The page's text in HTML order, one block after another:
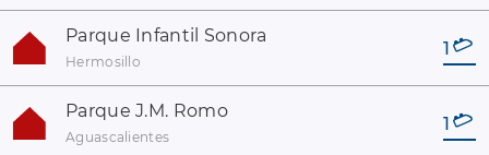
Parque Infantil Sonora
Hermosillo
1
Parque J.M. Romo
Aguascalientes
1